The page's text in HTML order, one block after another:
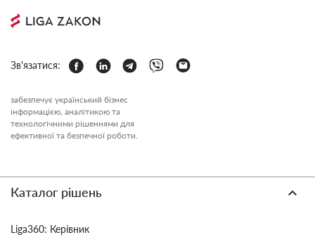
Зв'язатися:
забезпечує український бізнес
інформацією, аналітикою та
технологічними рішеннями для
ефективної та безпечної роботи.
Каталог рішень
Liga360: Керівник